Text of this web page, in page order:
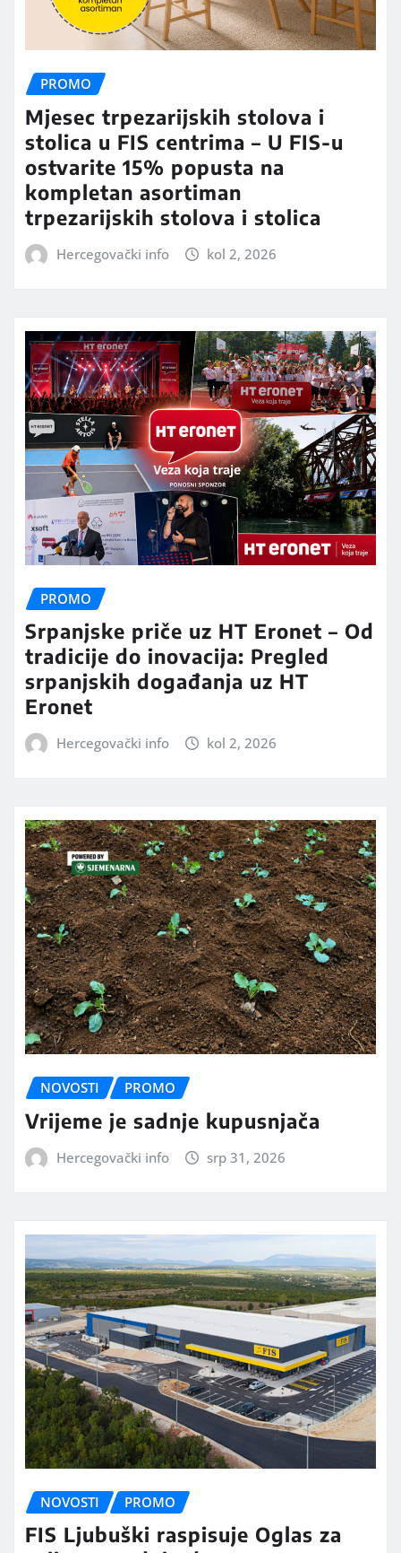
PROMO
Mjesec trpezarijskih stolova i
stolica u FIS centrima – U FIS-u
ostvarite 15% popusta na
kompletan asortiman
trpezarijskih stolova i stolica
Hercegovački info kol 2, 2026
PROMO
Srpanjske priče uz HT Eronet – Od
tradicije do inovacija: Pregled
srpanjskih događanja uz HT
Eronet
Hercegovački info kol 2, 2026
NOVOSTI PROMO
Vrijeme je sadnje kupusnjača
Hercegovački info srp 31, 2026
NOVOSTI PROMO
FIS Ljubuški raspisuje Oglas za